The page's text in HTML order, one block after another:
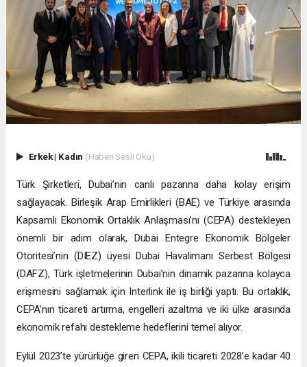
Erkek| Kadın (Haberi Sesli Oku)
Türk Şirketleri, Dubai’nin canlı pazarına daha kolay erişim
sağlayacak. Birleşik Arap Emirlikleri (BAE) ve Türkiye arasında
Kapsamlı Ekonomik Ortaklık Anlaşması’nı (CEPA) destekleyen
önemli bir adım olarak, Dubai Entegre Ekonomik Bölgeler
Otoritesi’nin (DIEZ) üyesi Dubai Havalimanı Serbest Bölgesi
(DAFZ), Türk işletmelerinin Dubai’nin dinamik pazarına kolayca
erişmesini sağlamak için Interlink ile iş birliği yaptı. Bu ortaklık,
CEPA’nın ticareti artırma, engelleri azaltma ve iki ülke arasında
ekonomik refahı destekleme hedeflerini temel alıyor.
Eylül 2023’te yürürlüğe giren CEPA, ikili ticareti 2028’e kadar 40